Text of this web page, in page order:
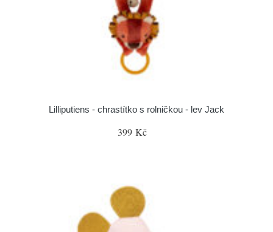
Lilliputiens - chrastítko s rolničkou - lev Jack
399 Kč